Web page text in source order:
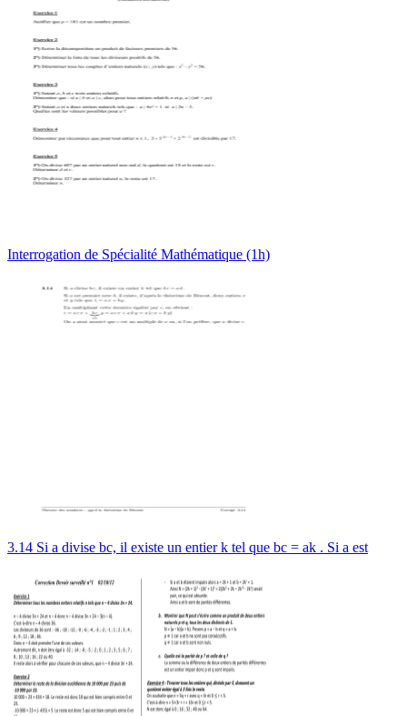
Interrogation de Spécialité Mathématique (1h)
3.14 Si a divise bc, il existe un entier k tel que bc = ak . Si a est